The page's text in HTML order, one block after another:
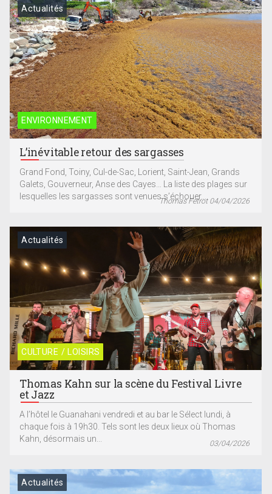
ENVIRONNEMENT
Actualités
L’inévitable retour des sargasses
Grand Fond, Toiny, Cul-de-Sac, Lorient, Saint-Jean, Grands
Galets, Gouverneur, Anse des Cayes… La liste des plages sur
lesquelles les sargasses sont venues s’échouer...Thomas Fetrot 04/04/2026
CULTURE / LOISIRS
Actualités
Thomas Kahn sur la scène du Festival Livre
et Jazz
A l’hôtel le Guanahani vendredi et au bar le Sélect lundi, à
chaque fois à 19h30. Tels sont les deux lieux où Thomas
Kahn, désormais un...
03/04/2026
Actualités